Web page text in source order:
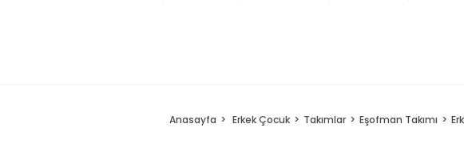
Anasayfa Erkek Çocuk Takımlar Eşofman Takımı